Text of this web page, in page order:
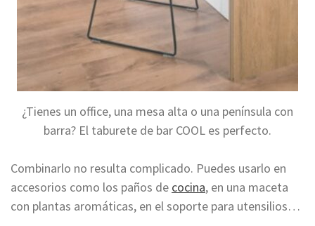
¿Tienes un office, una mesa alta o una península con
barra? El taburete de bar COOL es perfecto.
Combinarlo no resulta complicado. Puedes usarlo en
accesorios como los paños de cocina, en una maceta
con plantas aromáticas, en el soporte para utensilios…